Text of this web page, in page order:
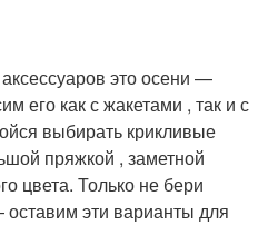
это осени —
его как с жакетами , так и с
выбирать крикливые
пряжкой , заметной
цвета. Только не бери
эти варианты для